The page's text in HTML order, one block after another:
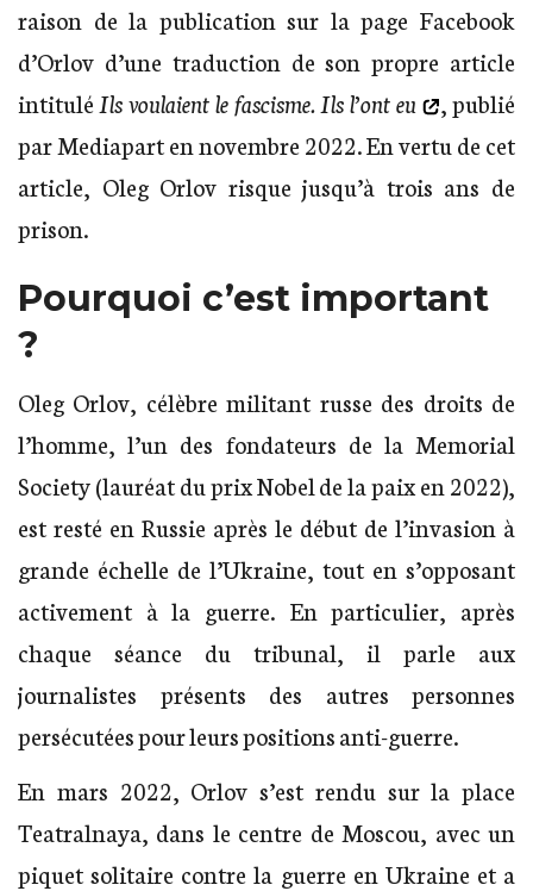
raison de la publication sur la page Facebook
d’Orlov d’une traduction de son propre article
intitulé Ils voulaient le fascisme. Ils l’ont eu
, publié
par Mediapart en novembre 2022. En vertu de cet
article, Oleg Orlov risque jusqu’à trois ans de
prison.
Pourquoi c’est important
?
Oleg Orlov, célèbre militant russe des droits de
l’homme, l’un des fondateurs de la Memorial
Society (lauréat du prix Nobel de la paix en 2022),
est resté en Russie après le début de l’invasion à
grande échelle de l’Ukraine, tout en s’opposant
activement à la guerre. En particulier, après
chaque séance du tribunal, il parle aux
journalistes présents des autres personnes
persécutées pour leurs positions anti-guerre.
En mars 2022, Orlov s’est rendu sur la place
Teatralnaya, dans le centre de Moscou, avec un
piquet solitaire contre la guerre en Ukraine et a